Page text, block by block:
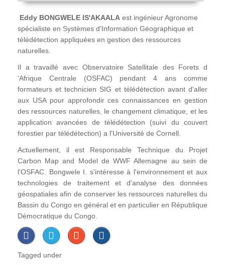
Eddy BONGWELE IS'AKAALA est ingénieur Agronome
spécialiste en Systèmes d'Information Géographique et
télédétection appliquées en gestion des ressources
naturelles.
Il a travaillé avec Observatoire Satellitale des Forets d
'Afrique Centrale (OSFAC) pendant 4 ans comme
formateurs et technicien SIG et télédétection avant d'aller
aux USA pour approfondir ces connaissances en gestion
des ressources naturelles, le changement climatique, et les
application avancées de télédétection (suivi du couvert
forestier par télédétection) a l'Université de Cornell.
Actuellement, il est Responsable Technique du Projet
Carbon Map and Model de WWF Allemagne au sein de
l'OSFAC. Bongwele I. s'intéresse à l'environnement et aux
technologies de traitement et d'analyse des données
géospatiales afin de conserver les ressources naturelles du
Bassin du Congo en général et en particulier en République
Démocratique du Congo.
Tagged under